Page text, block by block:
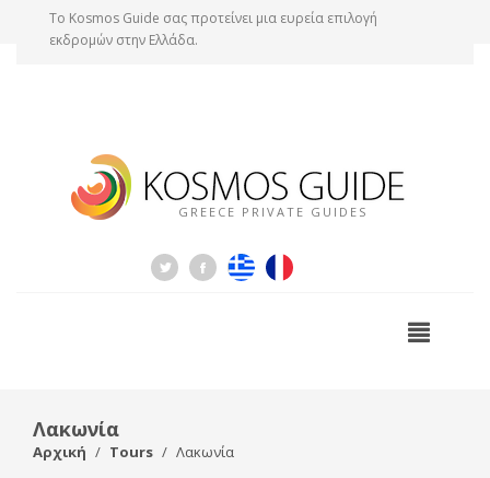
Tο Kosmos Guide σας προτείνει μια ευρεία επιλογή
εκδρομών στην Ελλάδα.
GREECE PRIVATE GUIDES
Λακωνία
Αρχική Tours Λακωνία